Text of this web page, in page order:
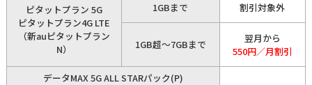
ピタットプラン 5G
ピタットプラン4G LTE
（新auピタットプラン
N）
1GBまで 割引対象外
1GB超～7GBまで
翌月から
550円／月割引
データMAX 5G ALL STARパック(P)